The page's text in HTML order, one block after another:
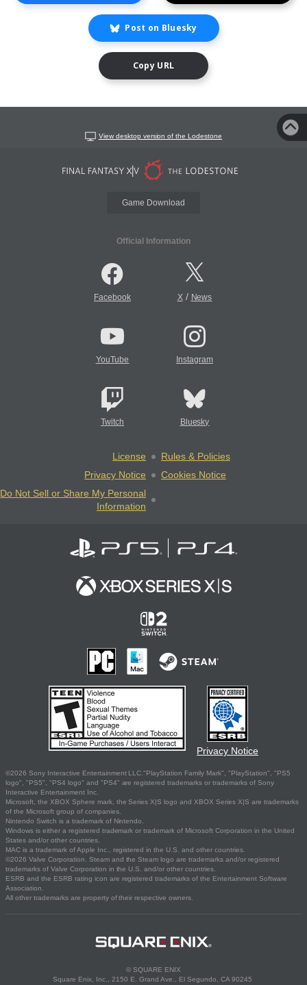
Post on Bluesky
Copy URL
View desktop version of the Lodestone
Game Download
Official Information
Facebook X/ News
YouTube Instagram
Twitch Bluesky
License
Rules & Policies
Privacy Notice
Cookies Notice
Do Not Sell or Share My Personal
Information
Privacy Notice
©2026 Sony Interactive Entertainment LLC."PlayStation Family Mark", "PlayStation", "PS5
logo", "PS5", "PS4 logo" and "PS4" are registered trademarks or trademarks of Sony
Interactive Entertainment Inc.
Microsoft, the XBOX Sphere mark, the Series X|S logo and XBOX Series X|S are trademarks
of the Microsoft group of companies.
Nintendo Switch is a trademark of Nintendo.
Windows is either a registered trademark or trademark of Microsoft Corporation in the United
States and/or other countries.
MAC is a trademark of Apple Inc., registered in the U.S. and other countries.
©2026 Valve Corporation. Steam and the Steam logo are trademarks and/or registered
trademarks of Valve Corporation in the U.S. and/or other countries.
ESRB and the ESRB rating icon are registered trademarks of the Entertainment Software
Association.
All other trademarks are property of their respective owners.
© SQUARE ENIX
Square Enix, Inc., 2150 E. Grand Ave., El Segundo, CA 90245